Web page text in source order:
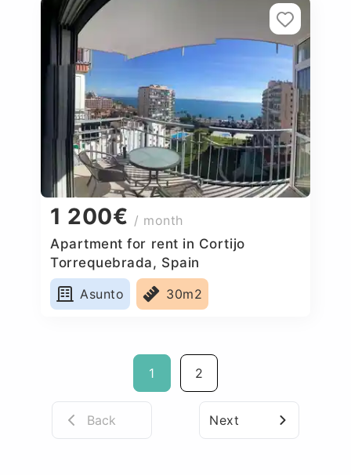
1 200€ / month
Apartment for rent in Cortijo
Torrequebrada, Spain
Asunto
30m2
1 2
Back Next